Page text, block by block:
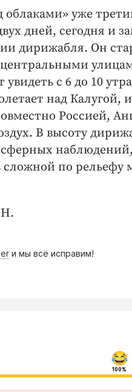
уже
дней, сегодня и
дирижабля. Он
с 6 до 10
над Калугой,
Россией,
В высоту
сложной по
и мы всё исправим!
100%